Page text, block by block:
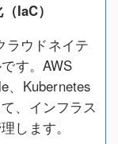
IaC）
ラウドネイテ
す。AWS
、Kubernetes
、インフラス
します。